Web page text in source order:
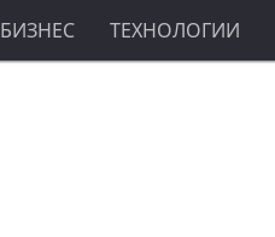
БИЗНЕС ТЕХНОЛОГИИ